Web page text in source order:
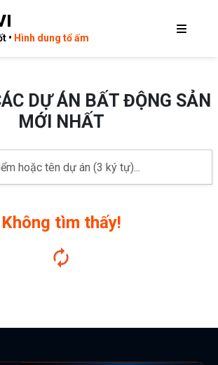
• Hình dung tổ ấm
DỰ ÁN BẤT ĐỘNG SẢN
MỚI NHẤT
Không tìm thấy!